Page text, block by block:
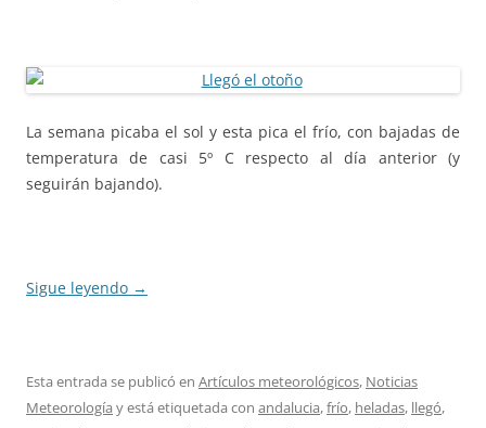
La semana picaba el sol y esta pica el frío, con bajadas de
temperatura de casi 5º C respecto al día anterior (y
seguirán bajando).
Sigue leyendo →
Esta entrada se publicó en Artículos meteorológicos, Noticias
Meteorología y está etiquetada con andalucia,frío, heladas, llegó,